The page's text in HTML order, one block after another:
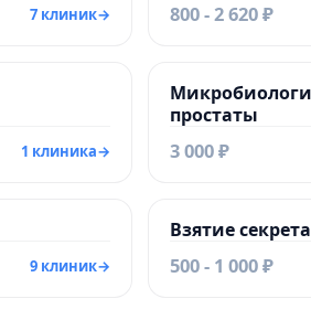
7 клиник→ 800 - 2 620 ₽
1 клиника→
простаты
3 000 ₽
9 клиник→
Взятие
500 - 1 000 ₽